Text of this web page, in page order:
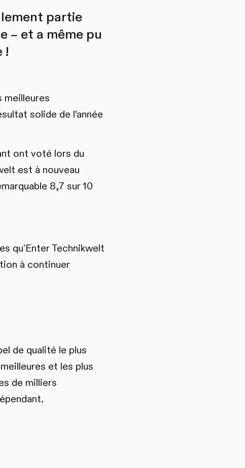
partie
– et a même pu
!
meilleures
solide de l'année
ont voté lors du
est à nouveau
8,7 sur 10
qu'Enter Technikwelt
à continuer
de qualité le plus
et les plus
de milliers